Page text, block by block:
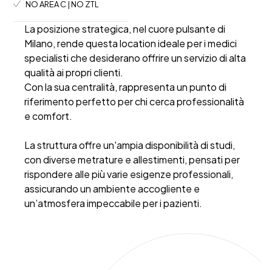
NO AREA C | NO ZTL
La posizione strategica, nel cuore pulsante di
Milano, rende questa location ideale per i medici
specialisti che desiderano offrire un servizio di alta
qualità ai propri clienti.
Con la sua centralità, rappresenta un punto di
riferimento perfetto per chi cerca professionalità
e comfort.
La struttura offre un'ampia disponibilità di studi,
con diverse metrature e allestimenti, pensati per
rispondere alle più varie esigenze professionali,
assicurando un ambiente accogliente e
un’atmosfera impeccabile per i pazienti.